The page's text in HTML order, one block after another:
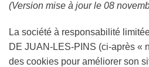
(Version mise à jour le 08
La société à responsabilité
DE JUAN-LES-PINS (ci-après «
des cookies pour améliorer son